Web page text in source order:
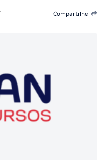
Compartilhe